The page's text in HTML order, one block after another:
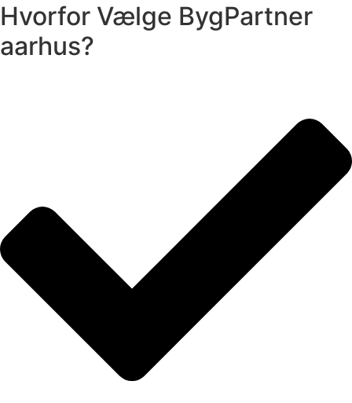
Hvorfor Vælge BygPartner
aarhus?